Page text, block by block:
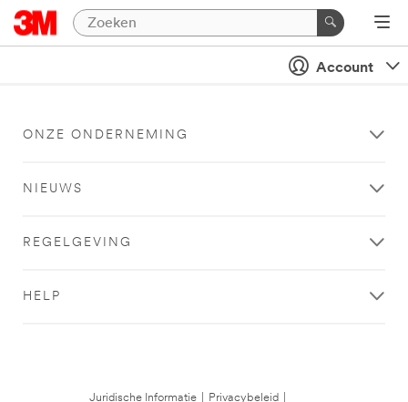
Account
ONZE ONDERNEMING
NIEUWS
REGELGEVING
HELP
Juridische Informatie Privacybeleid